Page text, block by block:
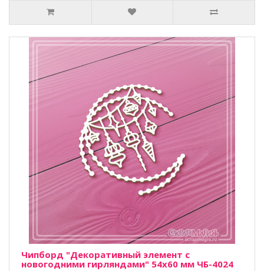
Чипборд "Декоративный элемент с
новогодними гирляндами" 54х60 мм ЧБ-4024